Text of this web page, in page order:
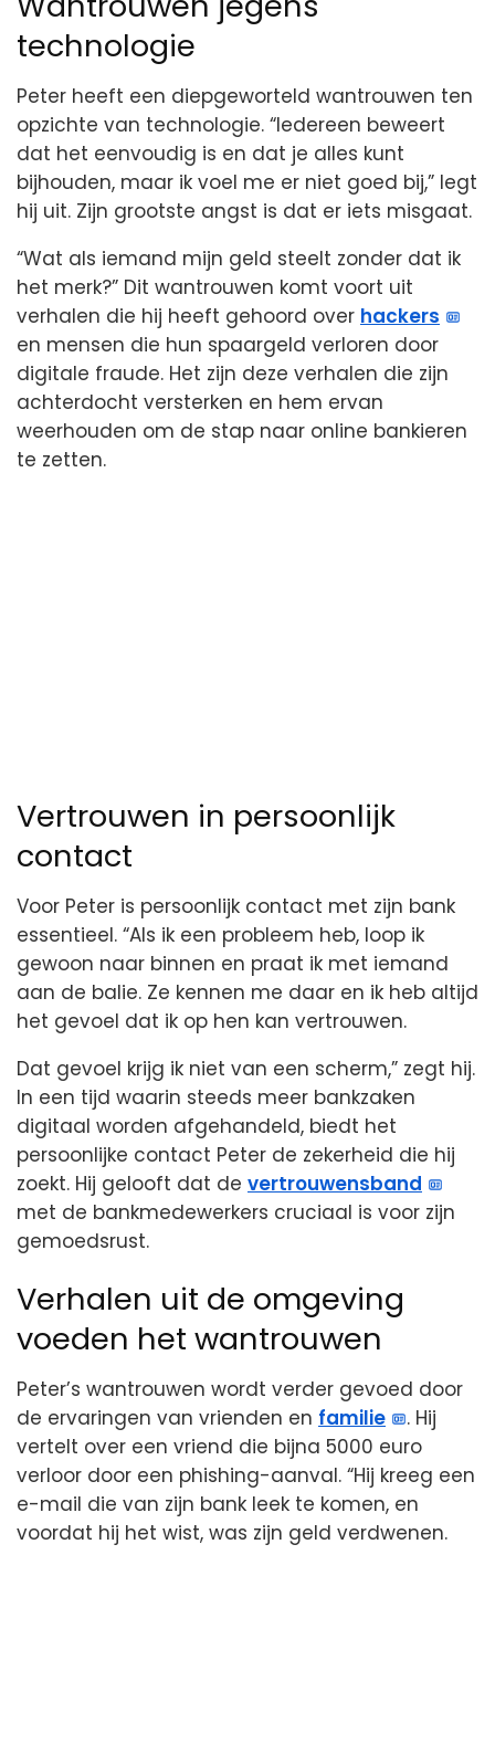
technologie
Peter heeft een diepgeworteld wantrouwen ten
opzichte van technologie. “Iedereen beweert
dat het eenvoudig is en dat je alles kunt
bijhouden, maar ik voel me er niet goed bij,” legt
hij uit. Zijn grootste angst is dat er iets misgaat.
“Wat als iemand mijn geld steelt zonder dat ik
het merk?” Dit wantrouwen komt voort uit
verhalen die hij heeft gehoord over hackers
en mensen die hun spaargeld verloren door
digitale fraude. Het zijn deze verhalen die zijn
achterdocht versterken en hem ervan
weerhouden om de stap naar online bankieren
te zetten.
Vertrouwen in persoonlijk
contact
Voor Peter is persoonlijk contact met zijn bank
essentieel. “Als ik een probleem heb, loop ik
gewoon naar binnen en praat ik met iemand
aan de balie. Ze kennen me daar en ik heb altijd
het gevoel dat ik op hen kan vertrouwen.
Dat gevoel krijg ik niet van een scherm,” zegt hij.
In een tijd waarin steeds meer bankzaken
digitaal worden afgehandeld, biedt het
persoonlijke contact Peter de zekerheid die hij
zoekt. Hij gelooft dat de vertrouwensband
met de bankmedewerkers cruciaal is voor zijn
gemoedsrust.
Verhalen uit de omgeving
voeden het wantrouwen
Peter’s wantrouwen wordt verder gevoed door
de ervaringen van vrienden en familie
. Hij
vertelt over een vriend die bijna 5000 euro
verloor door een phishing-aanval. “Hij kreeg een
e-mail die van zijn bank leek te komen, en
voordat hij het wist, was zijn geld verdwenen.